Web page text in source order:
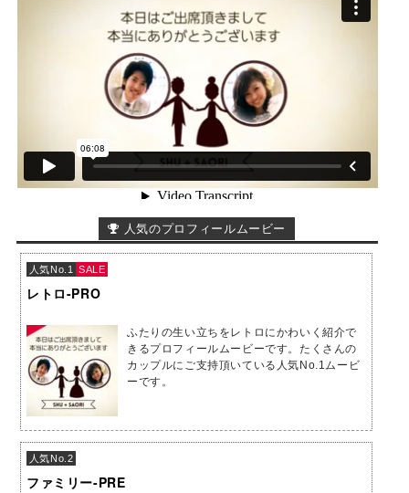
人気のプロフィールムービー
人気No.1 SALE
レトロ-PRO
ふたりの生い立ちをレトロにかわいく紹介で
きるプロフィールムービーです。たくさんの
カップルにご支持頂いている人気No.1ムービ
ーです。
人気No.2
ファミリー-PRE